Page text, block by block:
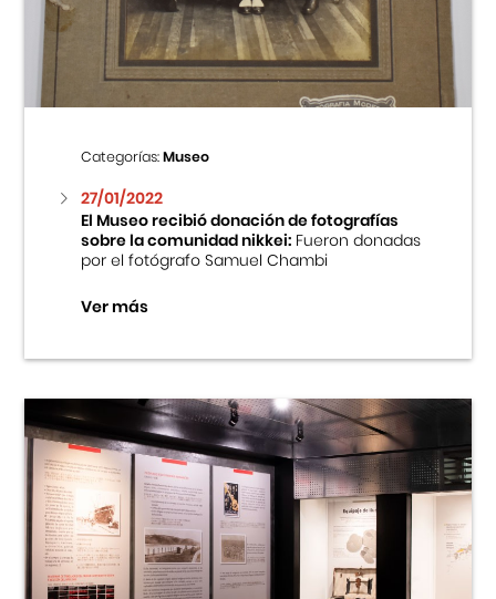
Centro Cultural Peruano Japonés
Museo de la Inmigración Japonesa
Fondo Editorial
Teatro Peruano Japonés
Categorías:Museo
27/01/2022
El Museo recibió donación de fotografías
sobre la comunidad nikkei:Fueron donadas
por el fotógrafo Samuel Chambi
Ver más